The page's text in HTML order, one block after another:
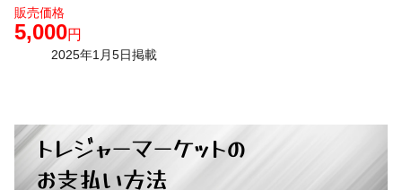
販売価格
5,000円
2025年1月5日掲載
トレジャーマーケットの
お支払い方法